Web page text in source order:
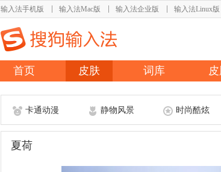
输入法手机版 输入法Mac版 输入法企业版 输入法Linux版
首页 皮肤 词库
卡通动漫 静物风景 时尚酷炫
夏荷